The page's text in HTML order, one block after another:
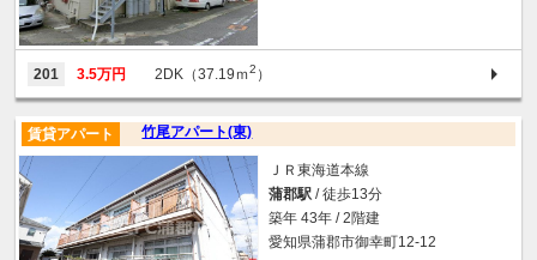
201 3.5万円 2DK（37.19ｍ2 ）
竹尾アパート(東)
賃貸アパート
ＪＲ東海道本線
蒲郡駅 / 徒歩13分
築年 43年 / 2階建
愛知県蒲郡市御幸町12-12